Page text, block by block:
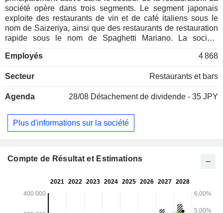
société opère dans trois segments. Le segment japonais
exploite des restaurants de vin et de café italiens sous le
nom de Saizeriya, ainsi que des restaurants de restauration
rapide sous le nom de Spaghetti Mariano. La société
usines nationales. Le segment australien est engagé dans
exploite des restaurants sous le nom de Saizeriya à
Employés 4 868
Secteur Restaurants et bars
Agenda 28/08 Détachement de dividende - 35 JPY
Plus d'informations sur la société
Compte de Résultat et Estimations